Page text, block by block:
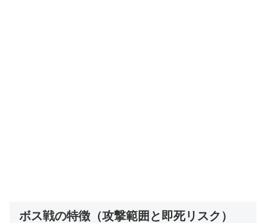
ボス戦の特徴（攻撃範囲と即死リスク）